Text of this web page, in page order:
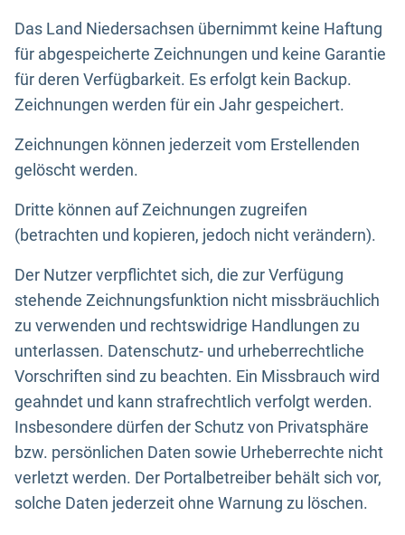
Das Land Niedersachsen übernimmt keine Haftung
für abgespeicherte Zeichnungen und keine Garantie
für deren Verfügbarkeit. Es erfolgt kein Backup.
Zeichnungen werden für ein Jahr gespeichert.
Zeichnungen können jederzeit vom Erstellenden
gelöscht werden.
Dritte können auf Zeichnungen zugreifen
(betrachten und kopieren, jedoch nicht verändern).
Der Nutzer verpflichtet sich, die zur Verfügung
stehende Zeichnungsfunktion nicht missbräuchlich
zu verwenden und rechtswidrige Handlungen zu
unterlassen. Datenschutz- und urheberrechtliche
Vorschriften sind zu beachten. Ein Missbrauch wird
geahndet und kann strafrechtlich verfolgt werden.
Insbesondere dürfen der Schutz von Privatsphäre
bzw. persönlichen Daten sowie Urheberrechte nicht
verletzt werden. Der Portalbetreiber behält sich vor,
solche Daten jederzeit ohne Warnung zu löschen.